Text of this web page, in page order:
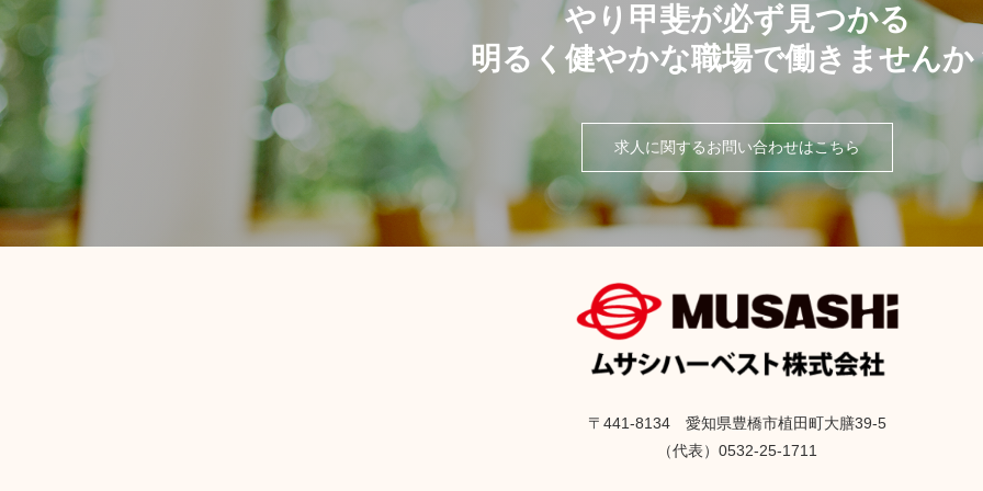
やり甲斐が必ず見つかる
明るく健やかな職場で働きませんか
求人に関するお問い合わせはこちら
〒441-8134 愛知県豊橋市植田町大膳39-5
（代表）0532-25-1711